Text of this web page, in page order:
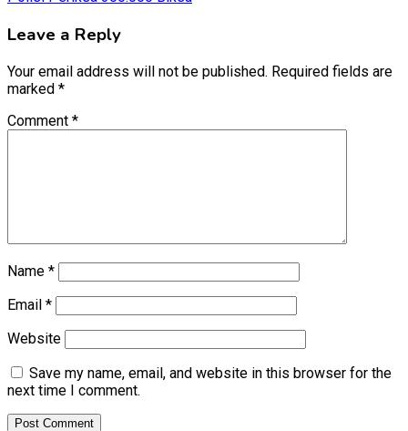
Leave a Reply
Your email address will not be published. Required fields are
marked *
Comment *
Name *
Email *
Website
Save my name, email, and website in this browser for the
next time I comment.